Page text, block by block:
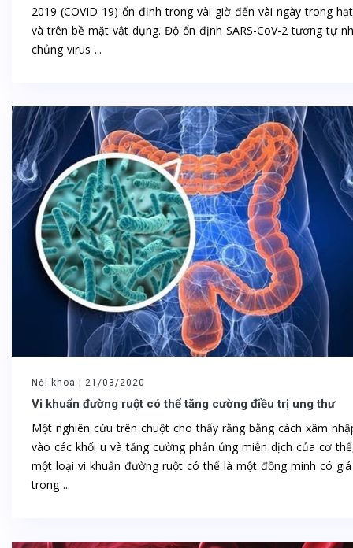
2019 (COVID-19) ổn định trong vài giờ đến vài ngày trong
và trên bề mặt vật dụng. Độ ổn định SARS-CoV-2 tương tự
chủng virus ...
Nội khoa | 21/03/2020
Vi khuẩn đường ruột có thể tăng cường điều trị ung thư
Một nghiên cứu trên chuột cho thấy rằng bằng cách xâm
vào các khối u và tăng cường phản ứng miễn dịch của cơ
một loại vi khuẩn đường ruột có thể là một đồng minh có
trong ...